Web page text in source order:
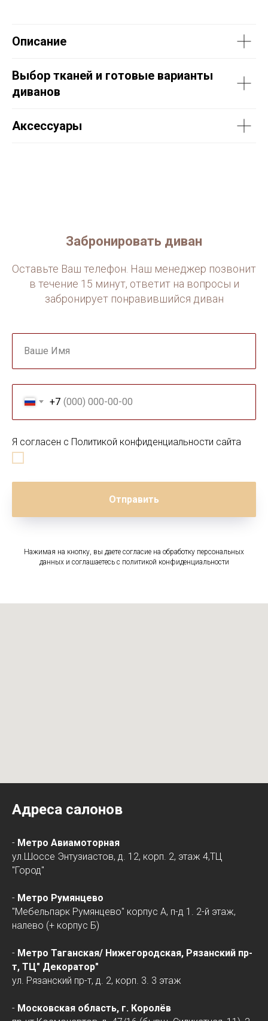
Описание
Выбор тканей и готовые варианты
диванов
Аксессуары
Забронировать диван
Оставьте Ваш телефон. Наш менеджер позвонит
в течение 15 минут, ответит на вопросы и
забронирует понравившийся диван
Ваше Имя
+7
Я согласен с Политикой конфиденциальности сайта
Отправить
Нажимая на кнопку, вы даете согласие на обработку персональных
данных и соглашаетесь c политикой конфиденциальности
Адреса салонов
- Метро Авиамоторная
ул.Шоссе Энтузиастов, д. 12, корп. 2, этаж 4,ТЦ
"Город"
- Метро Румянцево
"Мебельпарк Румянцево" корпус А, п-д 1. 2-й этаж,
налево (+ корпус Б)
- Метро Таганская/ Нижегородская, Рязанский пр-
т, ТЦ" Декоратор"
ул. Рязанский пр-т, д. 2, корп. 3. 3 этаж
- Московская область, г. Королёв